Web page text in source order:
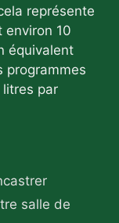
représente
10
équivalent
programmes
par
salle de